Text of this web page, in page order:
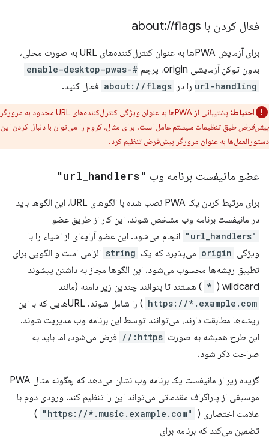
فعال کردن با about: //flags
برای آزمایش PWAها به عنوان کنترل‌کننده‌های URL به صورت محلی،
بدون توکن آزمایشی origin، پرچم
#enable-desktop-pwas-
url-handling را در about://flags فعال کنید.
احتیاط: پشتیبانی از PWAها به عنوان ویژگی کنترل‌کننده‌های URL محدود به مرورگر
پیش‌فرض طبق تنظیمات سیستم عامل است. برای مثال، کروم را می‌توان با دنبال کردن این
دستورالعمل‌ها به عنوان مرورگر پیش‌فرض تنظیم کرد.
عضو مانیفست برنامه وب "url
handlers"
برای مرتبط کردن یک PWA نصب شده با الگوهای URL، این الگوها باید
در مانیفست برنامه وب مشخص شوند. این کار از طریق عضو
"url_handlers"
انجام می‌شود. این عضو آرایه‌ای از اشیاء را با
ویژگی origin می‌پذیرد که یک string الزامی است و الگویی برای
تطبیق ریشه‌ها محسوب می‌شود. این الگوها مجاز به داشتن پیشوند
wildcard (
* ) هستند تا بتوانند چندین زیر دامنه (مانند
https://*.example.com
) را شامل شوند. URLهایی که با این
ریشه‌ها مطابقت دارند، می‌توانند توسط این برنامه وب مدیریت شوند.
این طرح همیشه به صورت https://
فرض می‌شود، اما باید به
صراحت ذکر شود.
گزیده زیر از مانیفست یک برنامه وب نشان می‌دهد که چگونه مثال PWA
موسیقی از پاراگراف مقدماتی می‌تواند این را تنظیم کند. ورودی دوم با
علامت اختصاری (
"https://*.music.example.com"
)
تضمین می‌کند که برنامه برای